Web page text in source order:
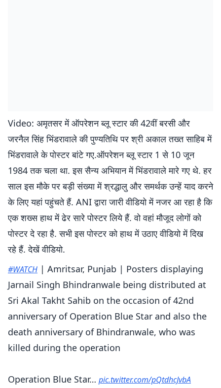
Video: अमृतसर में ऑपरेशन ब्लू स्टार की 42वीं बरसी और
जरनैल सिंह भिंडरावाले की पुण्यतिथि पर श्री अकाल तख्त साहिब में
भिंडरावाले के पोस्टर बांटे गए.ऑपरेशन ब्लू स्टार 1 से 10 जून
1984 तक चला था. इस सैन्य अभियान में भिंडरावाले मारे गए थे. हर
साल इस मौके पर बड़ी संख्या में श्रद्धालु और समर्थक उन्हें याद करने
के लिए यहां पहुंचते हैं. ANI द्वारा जारी वीडियो में नजर आ रहा है कि
एक शख्स हाथ में ढेर सारे पोस्टर लिये हैं. वो वहां मौजूद लोगों को
पोस्टर दे रहा है. सभी इस पोस्टर को हाथ में उठाए वीडियो में दिख
रहे हैं. देखें वीडियो.
#WATCH | Amritsar, Punjab | Posters displaying
Jarnail Singh Bhindranwale being distributed at
Sri Akal Takht Sahib on the occasion of 42nd
anniversary of Operation Blue Star and also the
death anniversary of Bhindranwale, who was
killed during the operation
Operation Blue Star… pic.twitter.com/pQtdhcJvbA